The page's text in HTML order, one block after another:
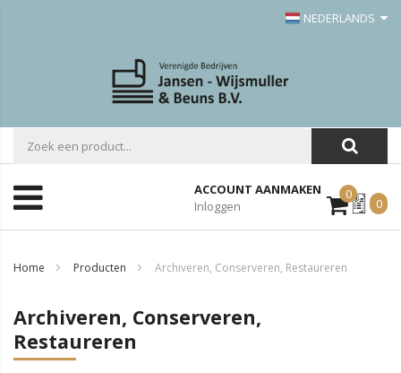
NEDERLANDS
ACCOUNT AANMAKEN
Inloggen
0Mijn
Offerte
0
Home Producten Archiveren, Conserveren, Restaureren
Archiveren, Conserveren,
Restaureren